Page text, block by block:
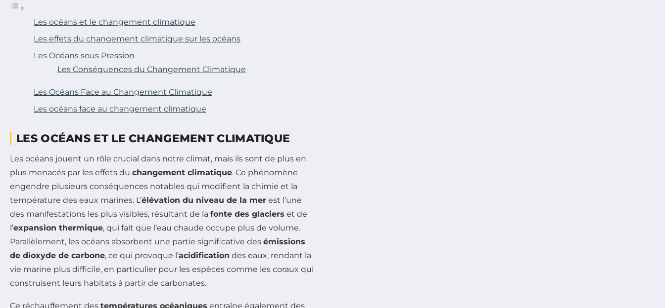
Les océans et le changement climatique
Les effets du changement climatique sur les océans
Les Océans sous Pression
Les Conséquences du Changement Climatique
Les Océans Face au Changement Climatique
Les océans face au changement climatique
LES OCÉANS ET LE CHANGEMENT CLIMATIQUE
Les océans jouent un rôle crucial dans notre climat, mais ils sont de plus en
plus menacés par les effets du changement climatique. Ce phénomène
engendre plusieurs conséquences notables qui modifient la chimie et la
température des eaux marines. L’élévation du niveau de la mer est l’une
des manifestations les plus visibles, résultant de la fonte des glaciers et de
l’expansion thermique, qui fait que l’eau chaude occupe plus de volume.
Parallèlement, les océans absorbent une partie significative des émissions
de dioxyde de carbone, ce qui provoque l’acidification des eaux, rendant la
vie marine plus difficile, en particulier pour les espèces comme les coraux qui
construisent leurs habitats à partir de carbonates.
Ce réchauffement des températures océaniques entraîne également des